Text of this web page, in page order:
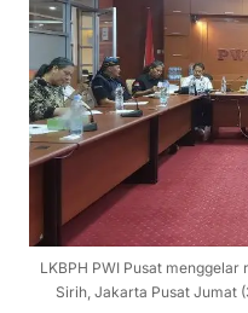
LKBPH PWI Pusat menggelar
Sirih, Jakarta Pusat Jumat